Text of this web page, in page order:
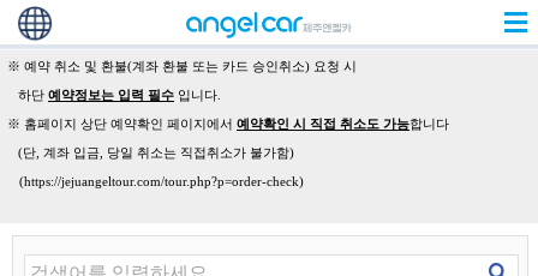
※ 예약 취소 및 환불(계좌 환불 또는 카드 승인취소) 요청 시
하단 예약정보는 입력 필수 입니다.
※ 홈페이지 상단 예약확인 페이지에서 예약확인 시 직접 취소도 가능합니다
(단, 계좌 입금, 당일 취소는 직접취소가 불가함)
(https://jejuangeltour.com/tour.php?p=order-check)